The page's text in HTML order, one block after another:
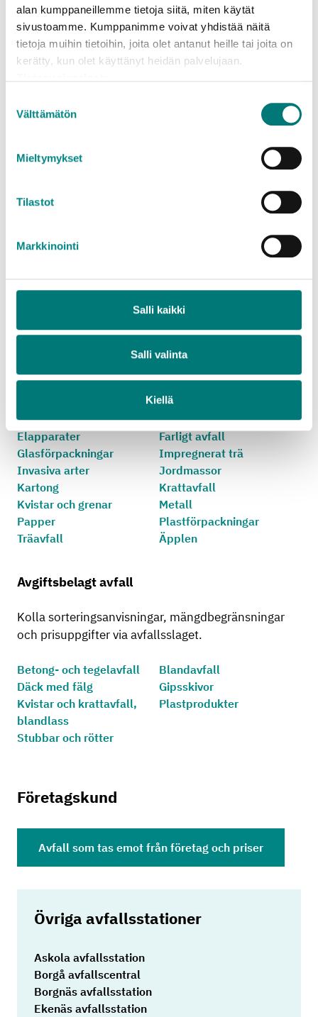
alan kumppaneillemme tietoja siitä, miten käytät
sivustoamme. Kumppanimme voivat yhdistää näitä
tietoja muihin tietoihin, joita olet antanut heille tai joita on
kerätty, kun olet käyttänyt heidän palvelujaan.
valinta
Välttämätön
Mieltymykset
Tilastot
Markkinointi
Salli kaikki
Salli valinta
Kiellä
Pris: 10,12 €/gång
Tilläggsinformation
Avfallsslag som tas emot från hushåll
För avgiftsfritt
Vissa avfallsslag är helt avfgiftsfria – andra får man
mängder debiterar vi en avgift. Kolla
sorteringsanvisningar, mängdbegränsningar och
prisuppgifter via avfallsslaget.
Användbara textilier
Avlagda textilier
ackumulatorer
Däck utan fälg
Elapparater
Farligt avfall
Glasförpackningar
Impregnerat trä
Invasiva arter
Jordmassor
Kartong
Krattavfall
Kvistar och grenar
Metall
Papper
Plastförpackningar
Träavfall
Äpplen
Avgiftsbelagt avfall
Kolla sorteringsanvisningar, mängdbegränsningar
och prisuppgifter via avfallsslaget.
Betong- och tegelavfall
Blandavfall
Däck med fälg
Gipsskivor
Kvistar och krattavfall,
blandlass
Plastprodukter
Stubbar och rötter
Företagskund
Avfall som tas emot från företag och priser
Övriga avfallsstationer
Askola avfallsstation
Borgå avfallscentral
Borgnäs avfallsstation
Ekenäs avfallsstation